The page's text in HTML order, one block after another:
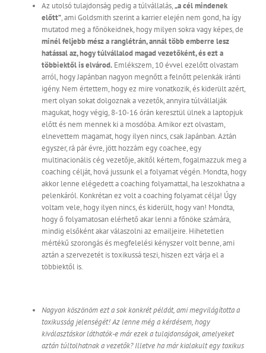
Az utolsó tulajdonság pedig a túlvállalás,„a cél mindenek
előtt”, ami Goldsmith szerint a karrier elején nem gond, ha így
mutatod meg a főnökeidnek, hogy milyen sokra vagy képes, de
minél feljebb mész a ranglétrán, annál több emberre lesz
hatással az, hogy túlvállalod magad vezetőként, és ezt a
többiektől is elvárod. Emlékszem, 10 évvel ezelőtt olvastam
arról, hogy Japánban nagyon megnőtt a felnőtt pelenkák iránti
igény. Nem értettem, hogy ez mire vonatkozik, és kiderült azért,
mert olyan sokat dolgoznak a vezetők, annyira túlvállalják
magukat, hogy végig, 8-10-16 órán keresztül ülnek a laptopjuk
előtt és nem mennek ki a mosdóba. Amikor ezt olvastam,
elnevettem magamat, hogy ilyen nincs, csak Japánban. Aztán
egyszer, rá pár évre, jött hozzám egy coachee, egy
multinacionális cég vezetője, akitől kértem, fogalmazzuk meg a
coaching célját, hová jussunk el a folyamat végén. Mondta, hogy
akkor lenne elégedett a coaching folyamattal, ha leszokhatna a
pelenkáról. Konkrétan ez volt a coaching folyamat célja! Úgy
voltam vele, hogy ilyen nincs, és kiderült, hogy van! Mondta,
hogy ő folyamatosan elérhető akar lenni a főnöke számára,
mindig elsőként akar válaszolni az emailjeire. Hihetetlen
mértékű szorongás és megfelelési kényszer volt benne, ami
aztán a szervezetét is toxikussá teszi, hiszen ezt várja el a
többiektől is.
Nagyon köszönöm ezt a sok konkrét példát, ami megvilágította a
toxikusság jelenségét! Az lenne még a kérdésem, hogy
kiválasztáskor láthatók-e már ezek a tulajdonságok, amelyeket
aztán túltolhatnak a vezetők? Illetve ha már kialakult egy toxikus